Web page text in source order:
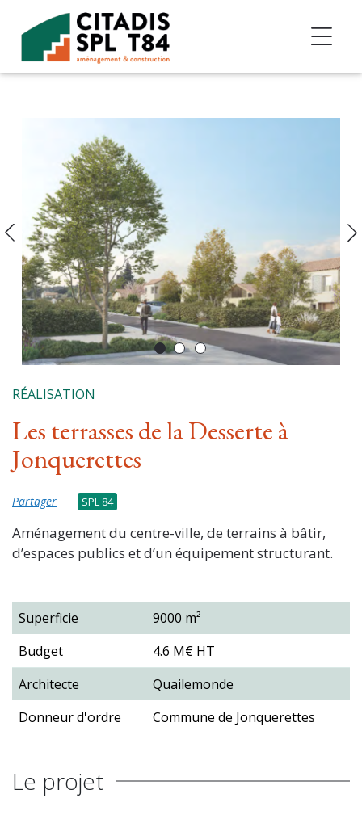
Accéder au contenu
RÉALISATION
Les terrasses de la Desserte à
Jonquerettes
Partager SPL 84
Aménagement du centre-ville, de terrains à bâtir,
d’espaces publics et d’un équipement structurant.
Superficie
9000 m²
Budget
4.6 M€ HT
Architecte
Quailemonde
Donneur d'ordre
Commune de Jonquerettes
Le projet